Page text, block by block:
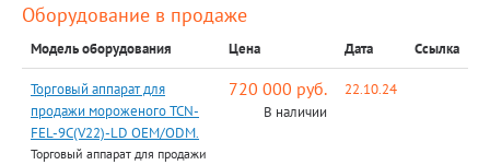
Оборудование в продаже
Модель оборудования Цена Дата Ссылка
Торговый аппарат для
продажи мороженого TCN-
FEL-9C(V22)-LD OEM/ODM.
Торговый аппарат для продажи
720 000 руб.
В наличии
22.10.24